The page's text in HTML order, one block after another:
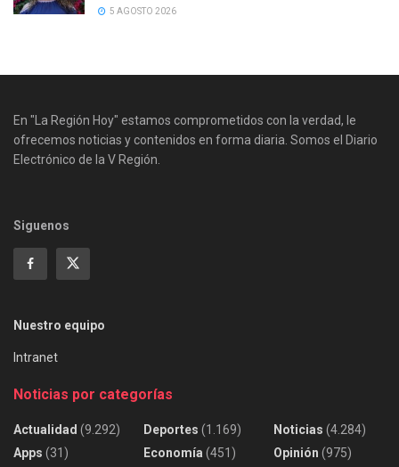
5 AGOSTO 2026
En "La Región Hoy" estamos comprometidos con la verdad, le
ofrecemos noticias y contenidos en forma diaria. Somos el Diario
Electrónico de la V Región.
Siguenos
Nuestro equipo
Intranet
Noticias por categorías
Actualidad (9.292)
Apps (31)
Deportes (1.169)
Economía (451)
Noticias (4.284)
Opinión (975)